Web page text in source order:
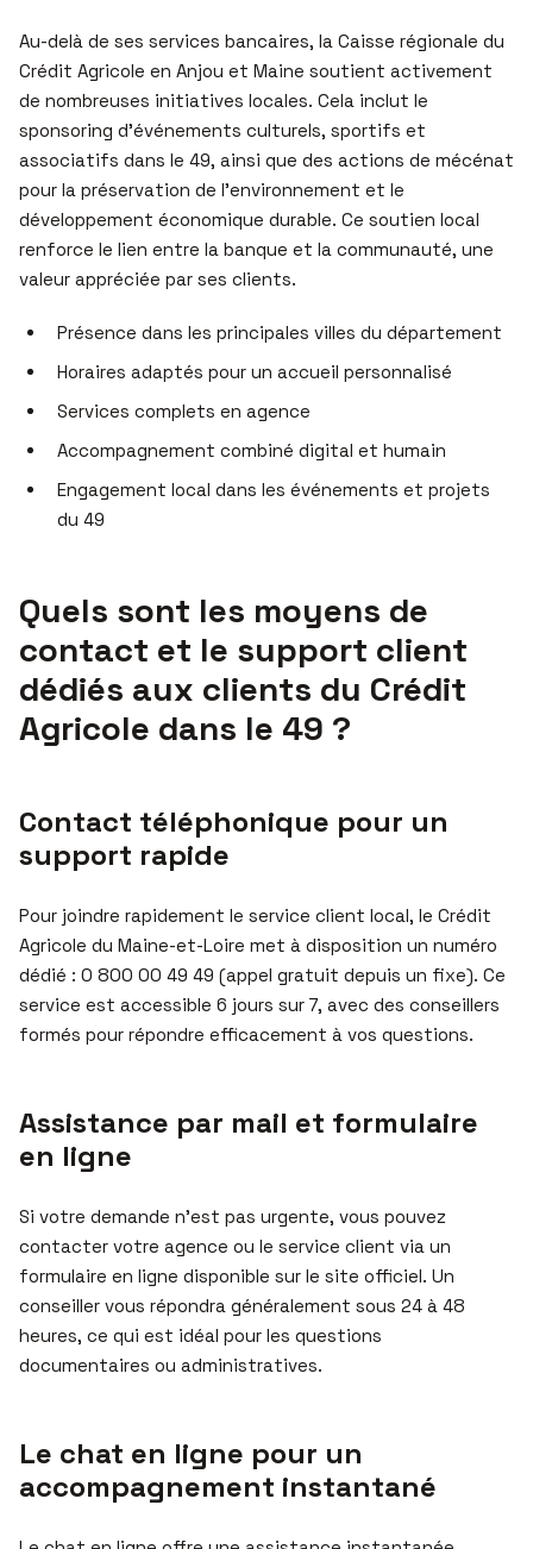
Au-delà de ses services bancaires, la Caisse régionale du
Crédit Agricole en Anjou et Maine soutient activement
de nombreuses initiatives locales. Cela inclut le
sponsoring d’événements culturels, sportifs et
associatifs dans le 49, ainsi que des actions de mécénat
pour la préservation de l’environnement et le
développement économique durable. Ce soutien local
renforce le lien entre la banque et la communauté, une
valeur appréciée par ses clients.
Présence dans les principales villes du département
Horaires adaptés pour un accueil personnalisé
Services complets en agence
Accompagnement combiné digital et humain
Engagement local dans les événements et projets
du 49
Quels sont les moyens de
contact et le support client
dédiés aux clients du Crédit
Agricole dans le 49 ?
Contact téléphonique pour un
support rapide
Pour joindre rapidement le service client local, le Crédit
Agricole du Maine-et-Loire met à disposition un numéro
dédié : 0 800 00 49 49 (appel gratuit depuis un fixe). Ce
service est accessible 6 jours sur 7, avec des conseillers
formés pour répondre efficacement à vos questions.
Assistance par mail et formulaire
en ligne
Si votre demande n’est pas urgente, vous pouvez
contacter votre agence ou le service client via un
formulaire en ligne disponible sur le site officiel. Un
conseiller vous répondra généralement sous 24 à 48
heures, ce qui est idéal pour les questions
documentaires ou administratives.
Le chat en ligne pour un
accompagnement instantané